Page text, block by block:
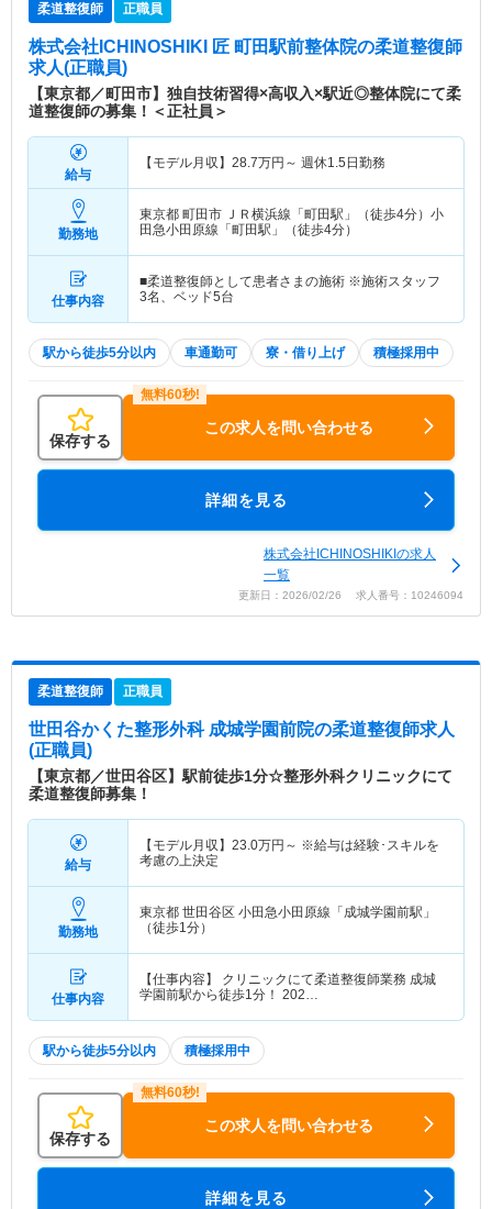
柔道整復師 正職員
株式会社ICHINOSHIKI 匠 町田駅前整体院の柔道整復師
求人(正職員)
【東京都／町田市】独自技術習得×高収入×駅近◎整体院にて柔
道整復師の募集！＜正社員＞
給与
【モデル月収】 28.7万円～ 週休1.5日勤務
勤務地
東京都 町田市 ＪＲ横浜線「町田駅」（徒歩4分）小
田急小田原線「町田駅」（徒歩4分）
仕事内容
■柔道整復師として患者さまの施術 ※施術スタッフ
3名、ベッド5台
駅から徒歩5分以内 車通勤可 寮・借り上げ 積極採用中
保存する
この求人を問い合わせる
詳細を見る
株式会社ICHINOSHIKIの求人
一覧
更新日：2026/02/26 求人番号：10246094
柔道整復師 正職員
世田谷かくた整形外科 成城学園前院の柔道整復師求人
(正職員)
【東京都／世田谷区】駅前徒歩1分☆整形外科クリニックにて
柔道整復師募集！
給与
【モデル月収】 23.0万円～ ※給与は経験･スキルを
考慮の上決定
勤務地
東京都 世田谷区 小田急小田原線「成城学園前駅」
（徒歩1分）
仕事内容
【仕事内容】 クリニックにて柔道整復師業務 成城
学園前駅から徒歩1分！ 202…
駅から徒歩5分以内 積極採用中
保存する
この求人を問い合わせる
詳細を見る